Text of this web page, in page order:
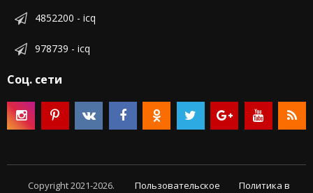
4852200 - icq
978739 - icq
Соц. сети
Copyright 2021-2026.
Пользовательское
Политика в